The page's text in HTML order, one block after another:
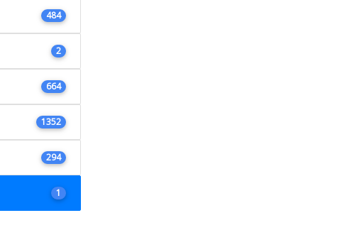
484
2
664
1352
294
1